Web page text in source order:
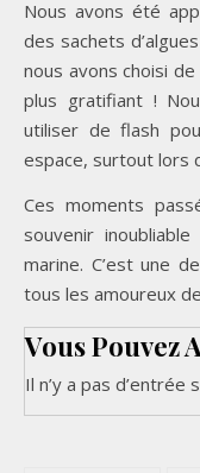
Nous avons été
des sachets
nous avons choisi
plus gratifiant !
utiliser de flash
espace, surtout lors
Ces moments
souvenir
marine. C’est une
tous les amoureux
Vous Pouvez
Il n’y a pas d’entrée